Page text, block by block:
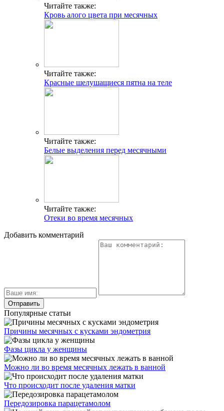
Читайте также:
Кровь алого цвета при месячных
Читайте также:
Красные шелушащиеся пятна на теле
Читайте также:
Белые выделения перед месячными
Читайте также:
Отеки во время месячных
Добавить комментарий
Популярные статьи
Причины месячных с кусками эндометрия
Фазы цикла у женщины
Можно ли во время месячных лежать в ванной
Что происходит после удаления матки
Передозировка парацетамолом